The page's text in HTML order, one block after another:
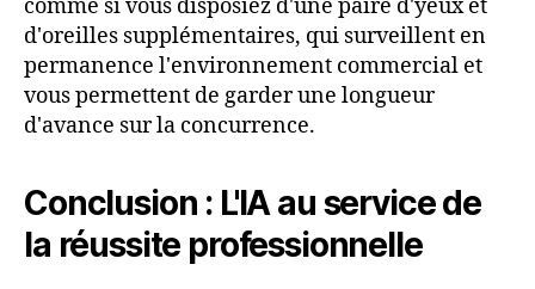
comme si vous disposiez d'une paire d'yeux et
d'oreilles supplémentaires, qui surveillent en
permanence l'environnement commercial et
vous permettent de garder une longueur
d'avance sur la concurrence.
Conclusion : L'IA au service de
la réussite professionnelle